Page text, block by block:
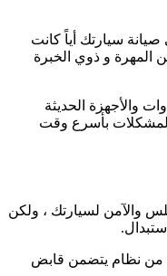
صيانة سيارتك أياً كانت
المهرة و ذوي الخبرة
والأجهزة الحديثة
بأسرع وقت
والآمن لسيارتك ، ولكن
من نظام يتضمن قابض